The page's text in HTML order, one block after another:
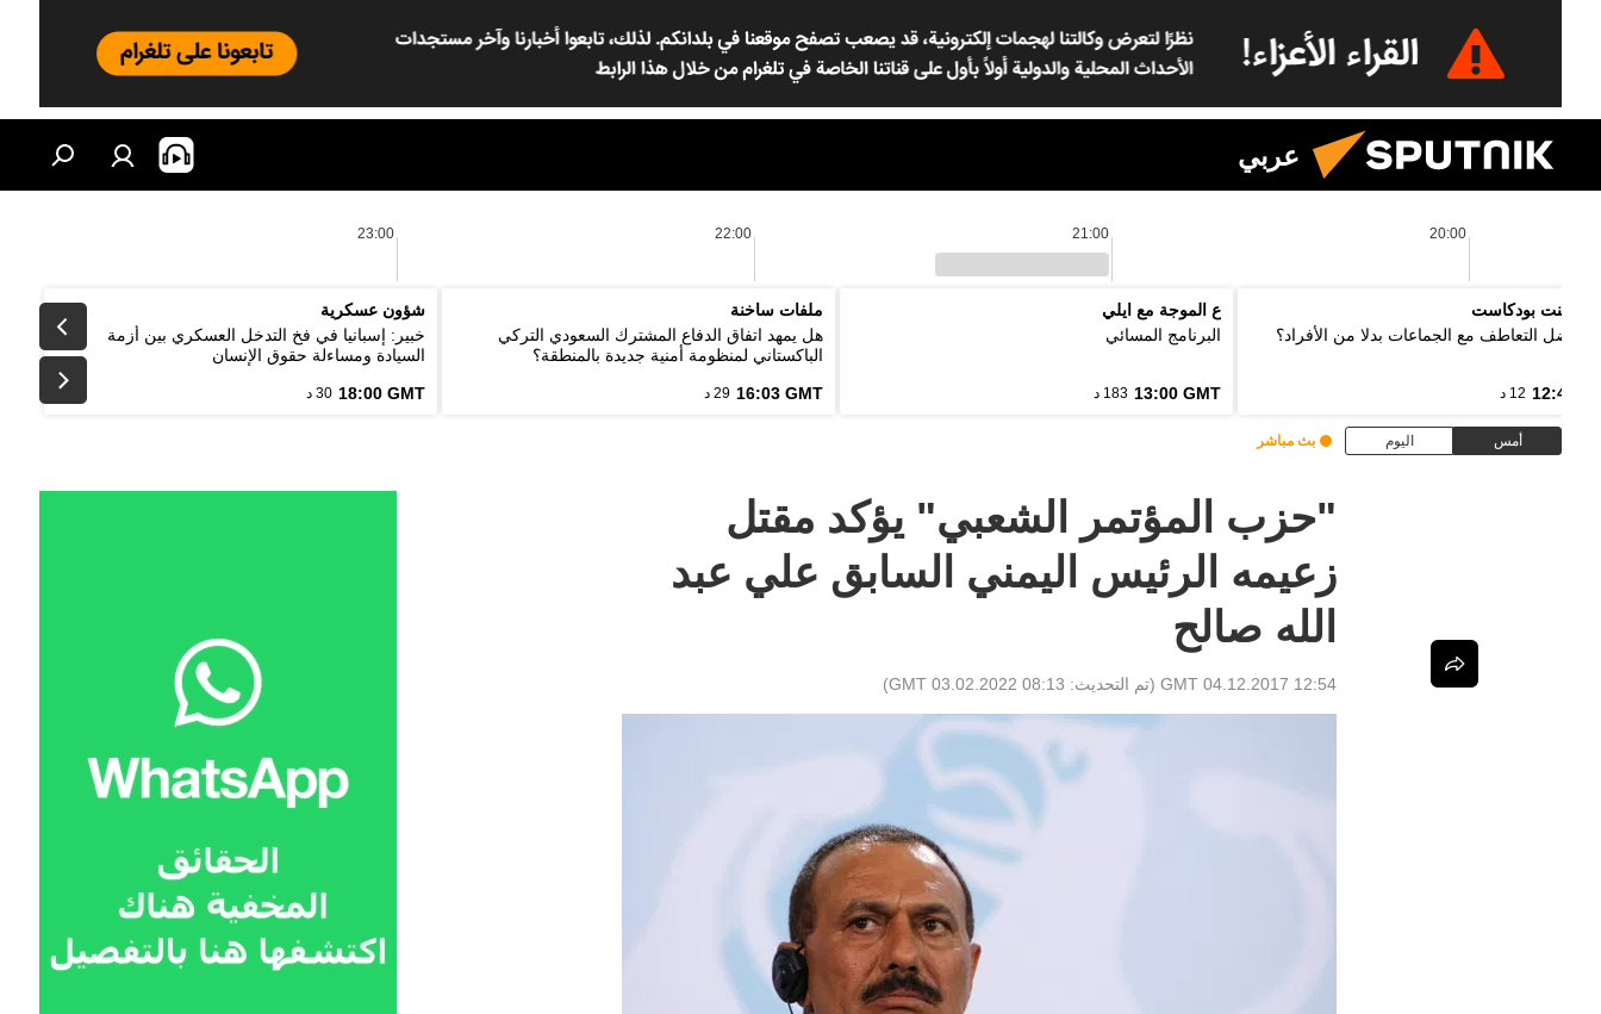
عربي
20:00
21:00
22:00
23:00
بوينت بودكاست
نفضل التعاطف مع الجماعات بدلا من الأفراد؟
12:48 12 د
ع الموجة مع ايلي
البرنامج المسائي
13:00 GMT 183 د
ملفات ساخنة
هل يمهد اتفاق الدفاع المشترك السعودي التركي
الباكستاني لمنظومة أمنية جديدة بالمنطقة؟
16:03 GMT 29 د
شؤون عسكرية
خبير: إسبانيا في فخ التدخل العسكري بين أزمة
السيادة ومساءلة حقوق الإنسان
18:00 GMT 30 د
أمس اليوم بث مباشر
"حزب المؤتمر الشعبي" يؤكد مقتل
زعيمه الرئيس اليمني السابق علي عبد
الله صالح
12:54 GMT 04.12.2017 (تم التحديث: 08:13 GMT 03.02.2022
)